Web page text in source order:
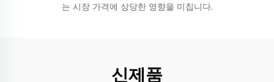
는 시장 가격에 상당한 영향을 미칩니다.
신제품